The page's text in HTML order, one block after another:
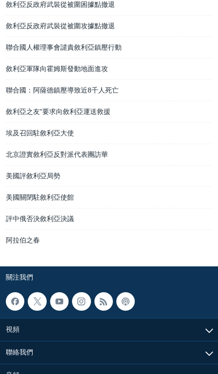
敘利亞反政府武裝從被圍困據點撤退
敘利亞反政府武裝從被圍攻據點撤退
聯合國人權理事會譴責敘利亞鎮壓行動
敘利亞軍隊向霍姆斯發動地面進攻
聯合國：阿薩德鎮壓導致近8千人死亡
敘利亞之友"要求向敘利亞運送救援
埃及召回駐敘利亞大使
北京證實敘利亞反對派代表團訪華
美國評敘利亞局勢
美國關閉駐敘利亞使館
評中俄否決敘利亞決議
阿拉伯之春
關注我們
視頻
聯絡我們